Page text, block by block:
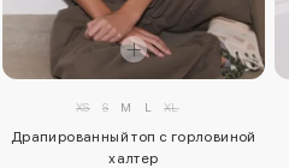
XS S M L XL
Драпированный топ с горловиной
халтер